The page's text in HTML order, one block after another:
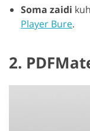
Soma zaidi
Player Bure.
2.